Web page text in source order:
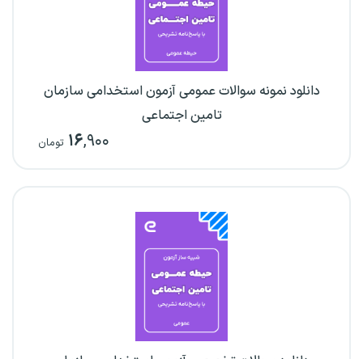
دانلود نمونه سوالات عمومی آزمون استخدامی سازمان
تامین اجتماعی
۱۶,۹۰۰ تومان